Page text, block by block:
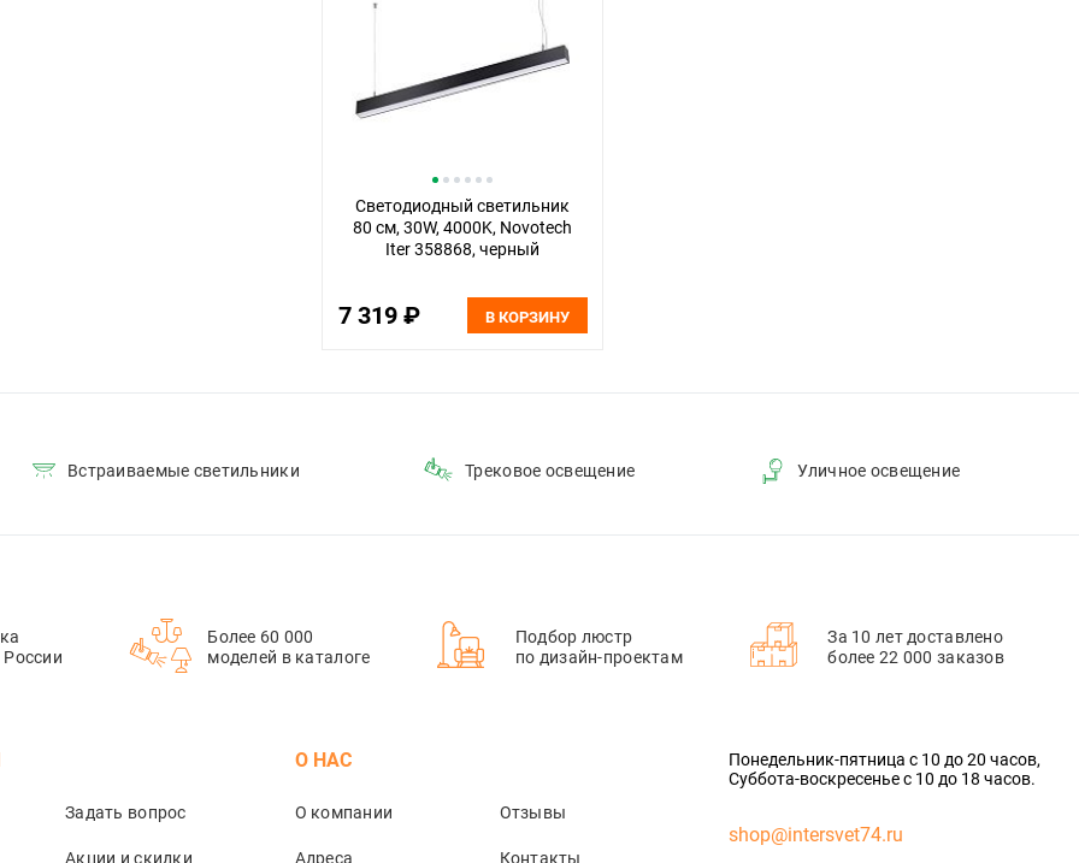
Светодиодный светильник
80 см, 30W, 4000K, Novotech
Iter 358868, черный
7 319 ₽ В КОРЗИНУ
Встраиваемые светильники Трековое освещение Уличное освещение
России
Более 60 000
моделей в каталоге
Подбор люстр
по дизайн-проектам
За 10 лет доставлено
более 22 000 заказов
Задать вопрос
Акции и скидки
О НАС
О компании Отзывы
Адреса Контакты
Понедельник-пятница с 10 до 20 часов,
Суббота-воскресенье с 10 до 18 часов.
shop@intersvet74.ru